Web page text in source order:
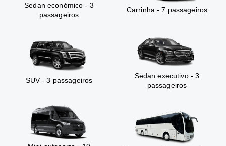
Sedan económico - 3
passageiros
Carrinha - 7 passageiros
SUV - 3 passageiros
Sedan executivo - 3
passageiros